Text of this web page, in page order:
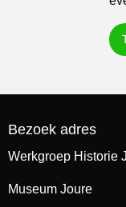
Bezoek adres
Werkgroep Historie
Museum Joure